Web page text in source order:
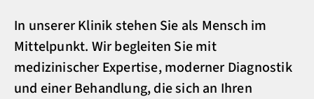
In unserer Klinik stehen Sie als Mensch im
Mittelpunkt. Wir begleiten Sie mit
medizinischer Expertise, moderner Diagnostik
und einer Behandlung, die sich an Ihren